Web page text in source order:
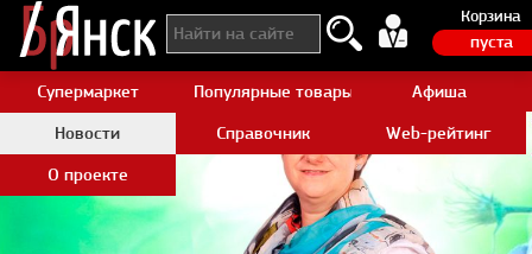
Корзина
пуста
Супермаркет Популярные товары AliexpressАфиша
Новости
Справочник
Web-рейтинг
О проекте